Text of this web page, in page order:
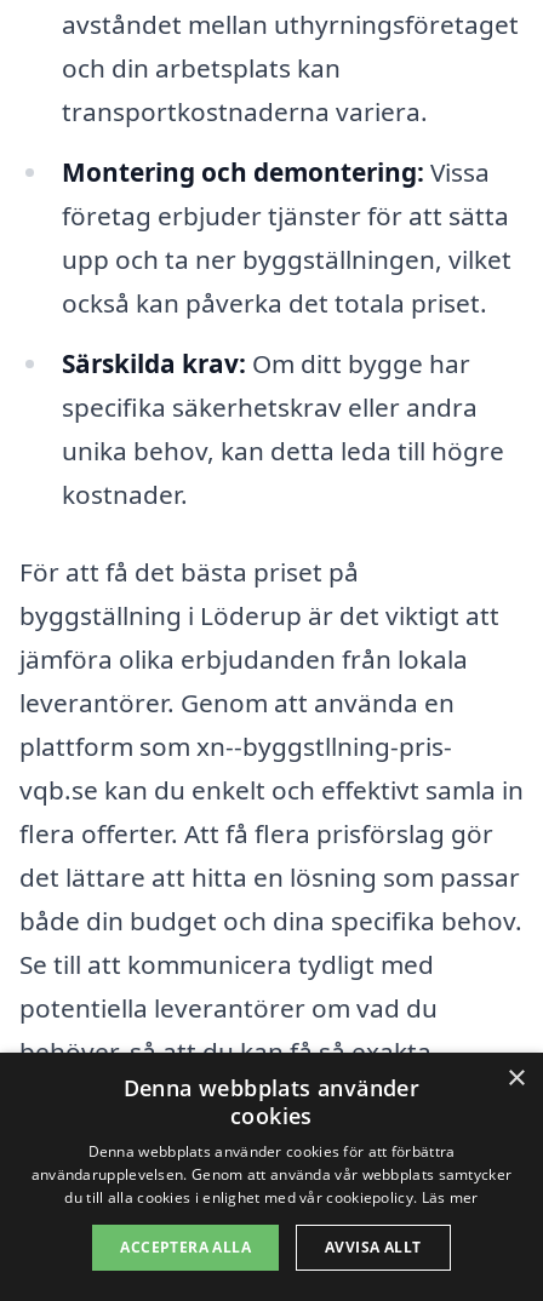
avståndet mellan uthyrningsföretaget
och din arbetsplats kan
transportkostnaderna variera.
Montering och demontering: Vissa
företag erbjuder tjänster för att sätta
upp och ta ner byggställningen, vilket
också kan påverka det totala priset.
Särskilda krav: Om ditt bygge har
specifika säkerhetskrav eller andra
unika behov, kan detta leda till högre
kostnader.
För att få det bästa priset på
byggställning i Löderup är det viktigt att
jämföra olika erbjudanden från lokala
leverantörer. Genom att använda en
plattform som xn--byggstllning-pris-
vqb.se kan du enkelt och effektivt samla in
flera offerter. Att få flera prisförslag gör
det lättare att hitta en lösning som passar
både din budget och dina specifika behov.
Se till att kommunicera tydligt med
potentiella leverantörer om vad du
behöver, så att du kan få så exakta
offerter som möjligt. Genom att ta sig tid
att undersöka och
jämföravalmöjligheterna kan du
säkerställa att ditt projekt kan
genomföras på ett kostnadseffektivt och
×
Denna webbplats använder
cookies
Denna webbplats använder cookies för att förbättra
användarupplevelsen. Genom att använda vår webbplats samtycker
du till alla cookies i enlighet med vår cookiepolicy. Läs mer
ACCEPTERA ALLA AVVISA ALLT